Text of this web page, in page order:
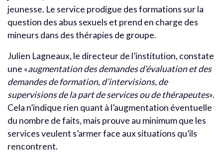
jeunesse. Le service prodigue des formations sur la
question des abus sexuels et prend en charge des
mineurs dans des thérapies de groupe.
Julien Lagneaux, le directeur de l’institution, constate
une «augmentation des demandes d’évaluation et des
demandes de formation, d’intervisions, de
supervisions de la part de services ou de thérapeutes».
Cela n’indique rien quant à l’augmentation éventuelle
du nombre de faits, mais prouve au minimum que les
services veulent s’armer face aux situations qu’ils
rencontrent.